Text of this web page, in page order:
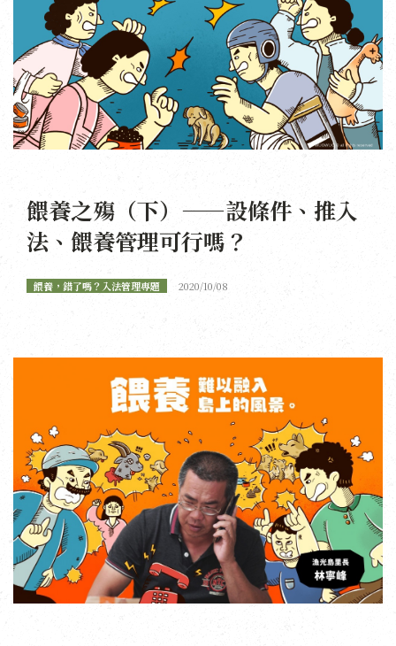
餵養之殤（下）——設條件、推入
法、餵養管理可行嗎？
餵養，錯了嗎？入法管理專題 2020/10/08